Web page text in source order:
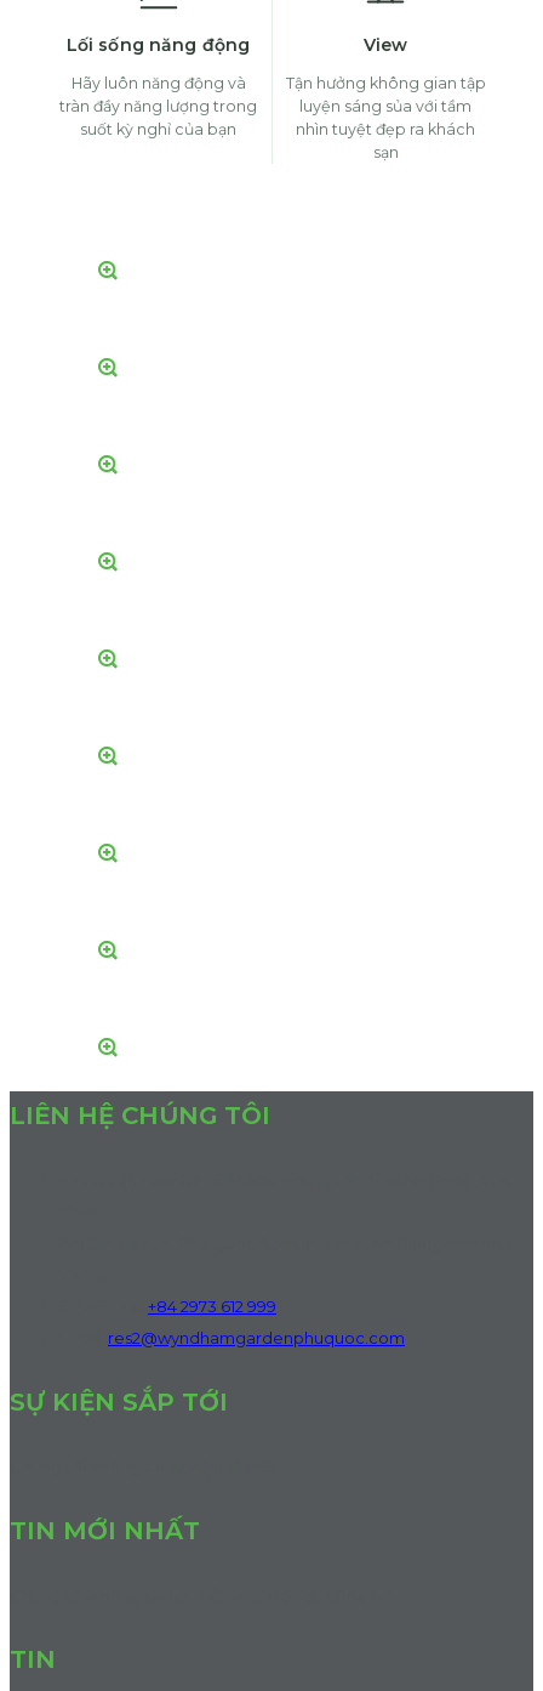
Lối sống năng động
Hãy luôn năng động và
tràn đầy năng lượng trong
suốt kỳ nghỉ của bạn
View
Tận hưởng không gian tập
luyện sáng sủa với tầm
nhìn tuyệt đẹp ra khách
sạn
LIÊN HỆ CHÚNG TÔI
+84 2973 612 999
res2@wyndhamgardenphuquoc.com
SỰ KIỆN SẮP TỚI
TIN MỚI NHẤT
TIN